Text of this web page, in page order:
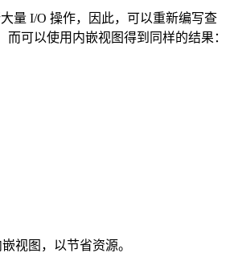
量 I/O 操作，因此，可以重新编写查
可以使用内嵌视图得到同样的结果：
视图，以节省资源。